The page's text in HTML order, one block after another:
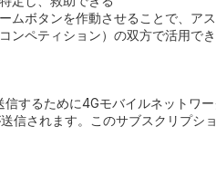
ムボタンを作動させることで、ア
ンペティション）の双方で活用で
するために4Gモバイルネットワ
信されます。このサブスクリプショ